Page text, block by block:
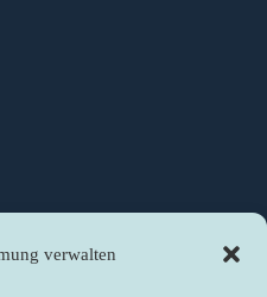
verwalten